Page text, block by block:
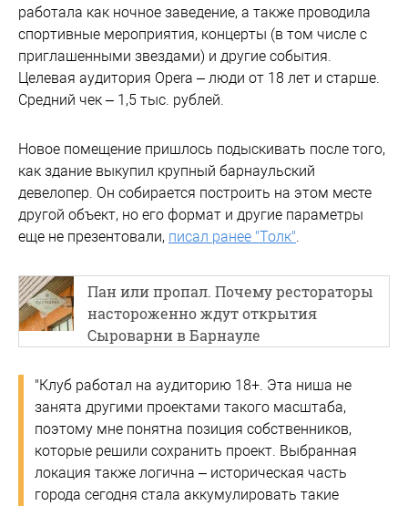
работала как ночное заведение, а также проводила
спортивные мероприятия, концерты (в том числе с
приглашенными звездами) и другие события.
Целевая аудитория Opera – люди от 18 лет и старше.
Средний чек – 1,5 тыс. рублей.
Новое помещение пришлось подыскивать после того,
как здание выкупил крупный барнаульский
девелопер. Он собирается построить на этом месте
другой объект, но его формат и другие параметры
еще не презентовали, писал ранее "Толк"
Пан или пропал. Почему рестораторы
настороженно ждут открытия
Сыроварни в Барнауле
"Клуб работал на аудиторию 18+. Эта ниша не
занята другими проектами такого масштаба,
поэтому мне понятна позиция собственников,
которые решили сохранить проект. Выбранная
локация также логична – историческая часть
города сегодня стала аккумулировать такие